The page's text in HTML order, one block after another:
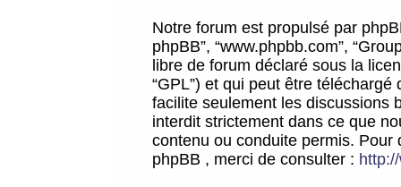
Notre forum est propulsé par
phpBB”, “www.phpbb.com”,
libre de forum déclaré sous la
“GPL”) et qui peut être téléchargé
facilite seulement les discussions
interdit strictement dans ce que
contenu ou conduite permis.
phpBB , merci de consulter :